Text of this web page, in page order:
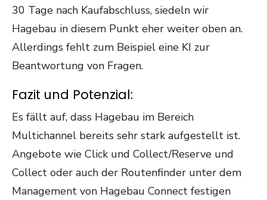
30 Tage nach Kaufabschluss, siedeln wir
Hagebau in diesem Punkt eher weiter oben an.
Allerdings fehlt zum Beispiel eine KI zur
Beantwortung von Fragen.
Fazit und Potenzial:
Es fällt auf, dass Hagebau im Bereich
Multichannel bereits sehr stark aufgestellt ist.
Angebote wie Click und Collect/Reserve und
Collect oder auch der Routenfinder unter dem
Management von Hagebau Connect festigen